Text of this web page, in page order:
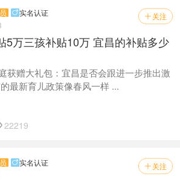
 关注
实名认证
5万三孩补贴10万 宜昌的补贴多少
获赠大礼包：宜昌是否会跟进一步推出激
最新育儿政策像春风一样 ...
22219
 关注
实名认证